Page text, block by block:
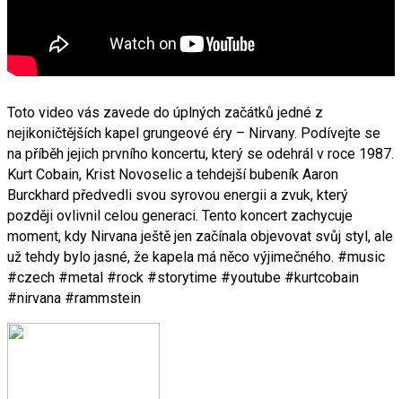
Toto video vás zavede do úplných začátků jedné z
nejikoničtějších kapel grungeové éry – Nirvany. Podívejte se
na příběh jejich prvního koncertu, který se odehrál v roce 1987.
Kurt Cobain, Krist Novoselic a tehdejší bubeník Aaron
Burckhard předvedli svou syrovou energii a zvuk, který
později ovlivnil celou generaci. Tento koncert zachycuje
moment, kdy Nirvana ještě jen začínala objevovat svůj styl, ale
už tehdy bylo jasné, že kapela má něco výjimečného. #music
#czech #metal #rock #storytime #youtube #kurtcobain
#nirvana #rammstein